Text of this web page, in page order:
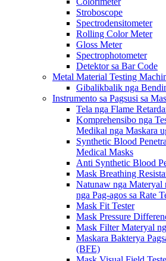
Stroboscope
Spectrodensitometer
Rolling Color Meter
Gloss Meter
Spectrophotometer
Detektor sa Bar Code
Metal Material Testing
Gibalikbalik nga
Instrumento sa Pagsusi sa
Tela nga Flame
Komprehensibo nga
Medikal nga Maskara
Synthetic Blood
Medical Masks
Anti Synthetic Blood
Mask Breathing
Natunaw nga Materyal
nga Pag-agos sa Rate
Mask Fit Tester
Mask Pressure
Mask Filter Materyal
Maskara Bakterya
(BFE)